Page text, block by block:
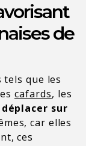
de
que les
cafards, les
sur
car elles
ces